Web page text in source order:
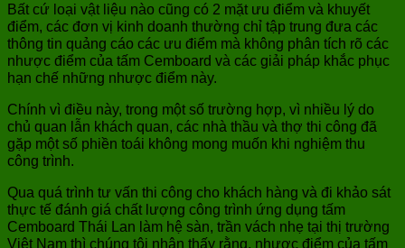
Bất cứ loại vật liệu nào cũng có 2 mặt ưu điểm và khuyết
điểm, các đơn vị kinh doanh thường chỉ tập trung đưa các
thông tin quảng cáo các ưu điểm mà không phân tích rõ các
nhược điểm của tấm Cemboard và các giải pháp khắc phục
hạn chế những nhược điểm này.
Chính vì điều này, trong một số trường hợp, vì nhiều lý do
chủ quan lẫn khách quan, các nhà thầu và thợ thi công đã
gặp một số phiền toái không mong muốn khi nghiệm thu
công trình.
Qua quá trình tư vấn thi công cho khách hàng và đi khảo sát
thực tế đánh giá chất lượng công trình ứng dụng tấm
Cemboard Thái Lan làm hệ sàn, trần vách nhẹ tại thị trường
Việt Nam thì chúng tôi nhận thấy rằng, nhược điểm của tấm